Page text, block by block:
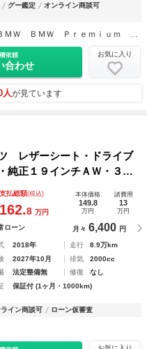
グー鑑定
オンライン商談可
Ｈａｎｓｈｉｎ ＢＭＷ ＢＭＷ Ｐｒｅｍｉｕｍ Ｓｅｌｅｃｔｉｏｎ Ｏｓａｋａ Ｂａｙ
依頼
合わせ
お気に入り
人が見ています
レザーシート・ドライブ
純正１９インチＡＷ・３６
ト・アイドリングストッ
・シートヒーター・ＥＴ
支払総額(税込)
162.8 万円
本体価格
149.8
万円
諸費用
13
万円
ローン 月々 6,400 円
2018年 走行
8.9万km
2027年10月 排気
2000cc
法定整備無 修復
なし
保証付 (1ヶ月・1000km)
ライン商談可 ローン仮審査